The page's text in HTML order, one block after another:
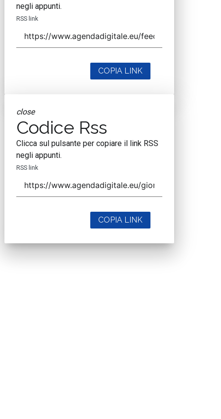
negli appunti.
RSS link
COPIA LINK
close
Codice Rss
Clicca sul pulsante per copiare il link RSS
negli appunti.
RSS link
COPIA LINK